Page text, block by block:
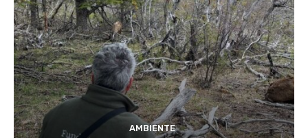
AMBIENTE